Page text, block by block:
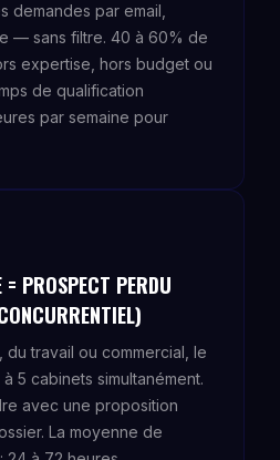
demandes par email,
— sans filtre. 40 à 60% de
expertise, hors budget ou
de qualification
par semaine pour
= PROSPECT PERDU
du travail ou commercial, le
5 cabinets simultanément.
avec une proposition
La moyenne de